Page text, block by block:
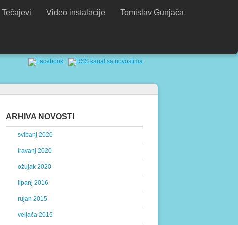
Tečajevi Video instalacije Tomislav Gunjača
ARHIVA NOVOSTI
svibanj 2020
travanj 2020
ožujak 2020
lipanj 2016
rujan 2015
veljača 2015